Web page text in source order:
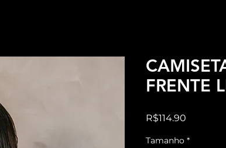
FRENTE
R$114.90
Tamanho *